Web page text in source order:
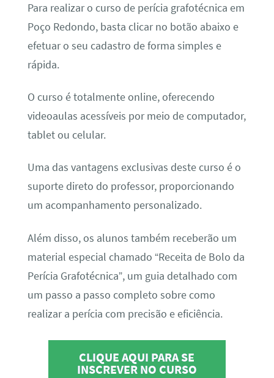
Para realizar o curso de perícia grafotécnica em
Poço Redondo, basta clicar no botão abaixo e
efetuar o seu cadastro de forma simples e
rápida.
O curso é totalmente online, oferecendo
videoaulas acessíveis por meio de computador,
tablet ou celular.
Uma das vantagens exclusivas deste curso é o
suporte direto do professor, proporcionando
um acompanhamento personalizado.
Além disso, os alunos também receberão um
material especial chamado “Receita de Bolo da
Perícia Grafotécnica”, um guia detalhado com
um passo a passo completo sobre como
realizar a perícia com precisão e eficiência.
CLIQUE AQUI PARA SE
INSCREVER NO CURSO